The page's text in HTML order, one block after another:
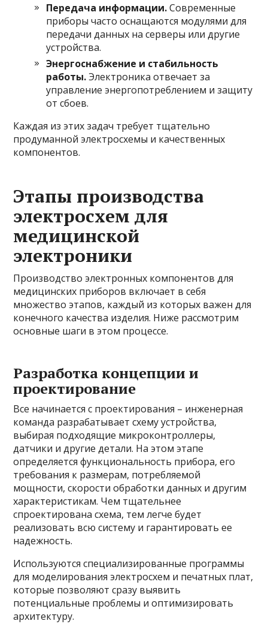
Передача информации.Современные
приборы часто оснащаются модулями для
передачи данных на серверы или другие
устройства.
Энергоснабжение и стабильность
работы.Электроника отвечает за
управление энергопотреблением и защиту
от сбоев.
Каждая из этих задач требует тщательно
продуманной электросхемы и качественных
компонентов.
Этапы производства
электросхем для
медицинской
электроники
Производство электронных компонентов для
медицинских приборов включает в себя
множество этапов, каждый из которых важен для
конечного качества изделия. Ниже рассмотрим
основные шаги в этом процессе.
Разработка концепции и
проектирование
Все начинается с проектирования – инженерная
команда разрабатывает схему устройства,
выбирая подходящие микроконтроллеры,
датчики и другие детали. На этом этапе
определяется функциональность прибора, его
требования к размерам, потребляемой
мощности, скорости обработки данных и другим
характеристикам. Чем тщательнее
спроектирована схема, тем легче будет
реализовать всю систему и гарантировать ее
надежность.
Используются специализированные программы
для моделирования электросхем и печатных плат,
которые позволяют сразу выявить
потенциальные проблемы и оптимизировать
архитектуру.